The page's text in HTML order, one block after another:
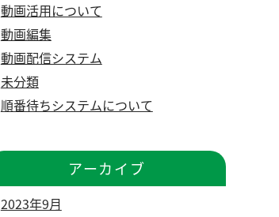
動画活用について
動画編集
動画配信システム
未分類
順番待ちシステムについて
アーカイブ
2023年9月